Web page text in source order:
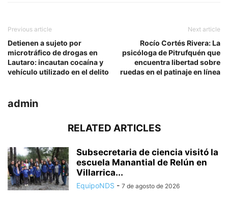
Previous article
Detienen a sujeto por
microtráfico de drogas en
Lautaro: incautan cocaína y
vehículo utilizado en el delito
Next article
Rocío Cortés Rivera: La
psicóloga de Pitrufquén que
encuentra libertad sobre
ruedas en el patinaje en línea
admin
RELATED ARTICLES
Subsecretaria de ciencia visitó la
escuela Manantial de Relún en
Villarrica...
EquipoNDS - 7 de agosto de 2026